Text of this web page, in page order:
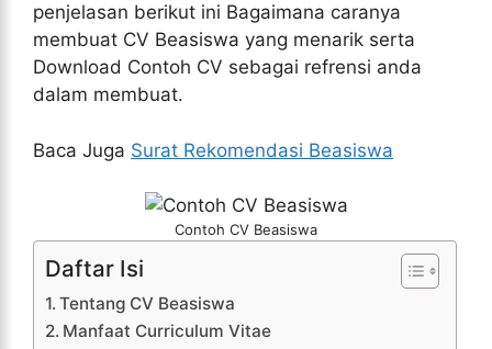
penjelasan berikut ini Bagaimana caranya
membuat CV Beasiswa yang menarik serta
Download Contoh CV sebagai refrensi anda
dalam membuat.
Baca Juga Surat Rekomendasi Beasiswa
Contoh CV Beasiswa
Daftar Isi
Tentang CV Beasiswa
Manfaat Curriculum Vitae